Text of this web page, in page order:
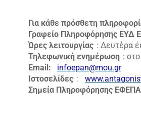
Για κάθε πρόσθετη
Γραφείο Πληροφόρησης ΕΥΔ
Ώρες λειτουργίας : Δευτέρα
Τηλεφωνική ενημέρωση :
Εmail:
infoepan@mou.gr
Ιστοσελίδες :
Σημεία Πληροφόρησης